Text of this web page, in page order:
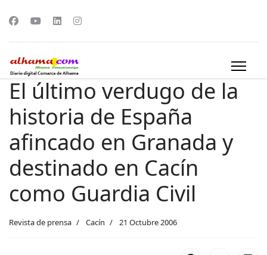
El último verdugo de la
historia de España
afincado en Granada y
destinado en Cacín
como Guardia Civil
Revista de prensa Cacín 21 Octubre 2006